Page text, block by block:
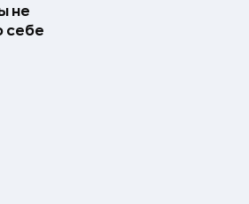
не
себе